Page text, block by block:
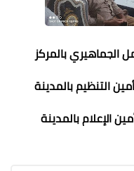
الجماهيري بالمركز
التنظيم بالمدينة
الإعلام بالمدينة